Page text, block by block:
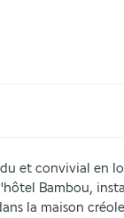
et convivial en
Bambou,
la maison